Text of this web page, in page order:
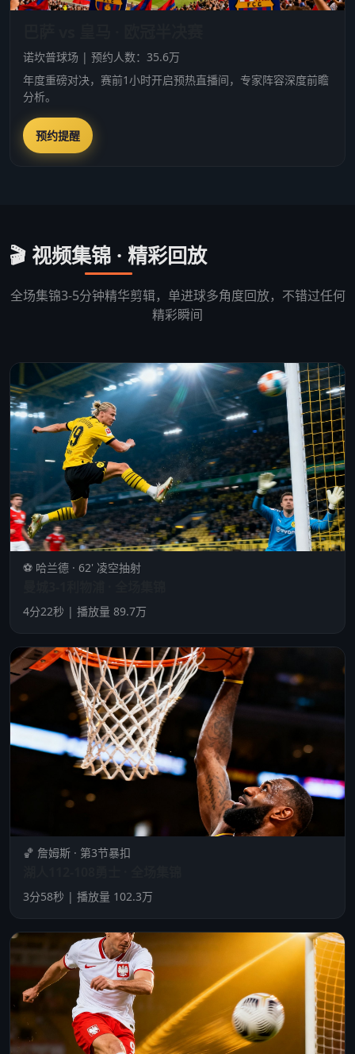
诺坎普球场 | 预约人数：35.6万
年度重磅对决，赛前1小时开启预热直播间，专家阵容深度前瞻
分析。
预约提醒
🎬 视频集锦 · 精彩回放
全场集锦3-5分钟精华剪辑，单进球多角度回放，不错过任何
精彩瞬间
⚽ 哈兰德 · 62' 凌空抽射
4分22秒 | 播放量 89.7万
🏀 詹姆斯 · 第3节暴扣
3分58秒 | 播放量 102.3万